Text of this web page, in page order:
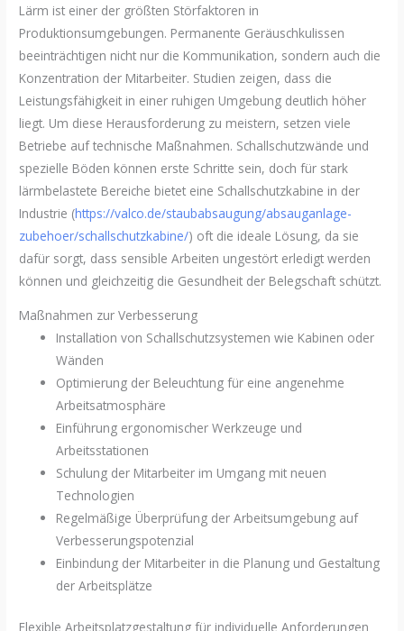
Lärm ist einer der größten Störfaktoren in
Produktionsumgebungen. Permanente Geräuschkulissen
beeinträchtigen nicht nur die Kommunikation, sondern auch die
Konzentration der Mitarbeiter. Studien zeigen, dass die
Leistungsfähigkeit in einer ruhigen Umgebung deutlich höher
liegt. Um diese Herausforderung zu meistern, setzen viele
Betriebe auf technische Maßnahmen. Schallschutzwände und
spezielle Böden können erste Schritte sein, doch für stark
lärmbelastete Bereiche bietet eine Schallschutzkabine in der
Industrie (https://valco.de/staubabsaugung/absauganlage-
zubehoer/schallschutzkabine/) oft die ideale Lösung, da sie
dafür sorgt, dass sensible Arbeiten ungestört erledigt werden
können und gleichzeitig die Gesundheit der Belegschaft schützt.
Maßnahmen zur Verbesserung
Installation von Schallschutzsystemen wie Kabinen oder
Wänden
Optimierung der Beleuchtung für eine angenehme
Arbeitsatmosphäre
Einführung ergonomischer Werkzeuge und
Arbeitsstationen
Schulung der Mitarbeiter im Umgang mit neuen
Technologien
Regelmäßige Überprüfung der Arbeitsumgebung auf
Verbesserungspotenzial
Einbindung der Mitarbeiter in die Planung und Gestaltung
der Arbeitsplätze
Flexible Arbeitsplatzgestaltung für individuelle Anforderungen